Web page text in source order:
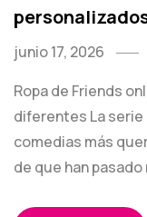
junio 17, 2026
Ropa de Friends
diferentes La serie
comedias más
de que han